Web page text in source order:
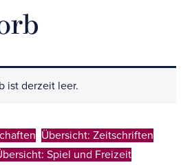
ist derzeit leer.
Übersicht: Zeitschriften
Spiel und Freizeit